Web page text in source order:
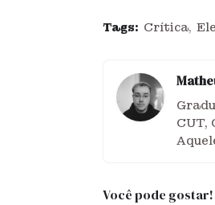
Tags: Crítica
CUT,
Você pode gostar!